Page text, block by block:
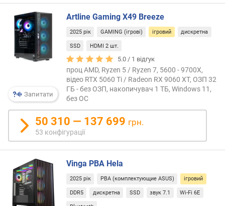
к
т
о
в
а
ч
о
т
а
(
Г
Г
ц
)
ч
Запитати
Artline Gaming X49 Breeze
2025 рік GAMING (ігрові) ігровий дискретна
SSD HDMI 2 шт.
5.0 / 1 відгук
проц AMD, Ryzen 5 / Ryzen 7, 5600 - 9700X,
відео RTX 5060 Ti / Radeon RX 9060 XT, ОЗП 32
ГБ - без ОЗП, накопичувач 1 ТБ, Windows 11,
без ОС
50 310 — 137 699 грн.
53 конфігурації
Vinga PBA Hela
2025 рік PBA (комплектующие ASUS) ігровий
DDR5 дискретна SSD звук 7.1 Wi-Fi 6E